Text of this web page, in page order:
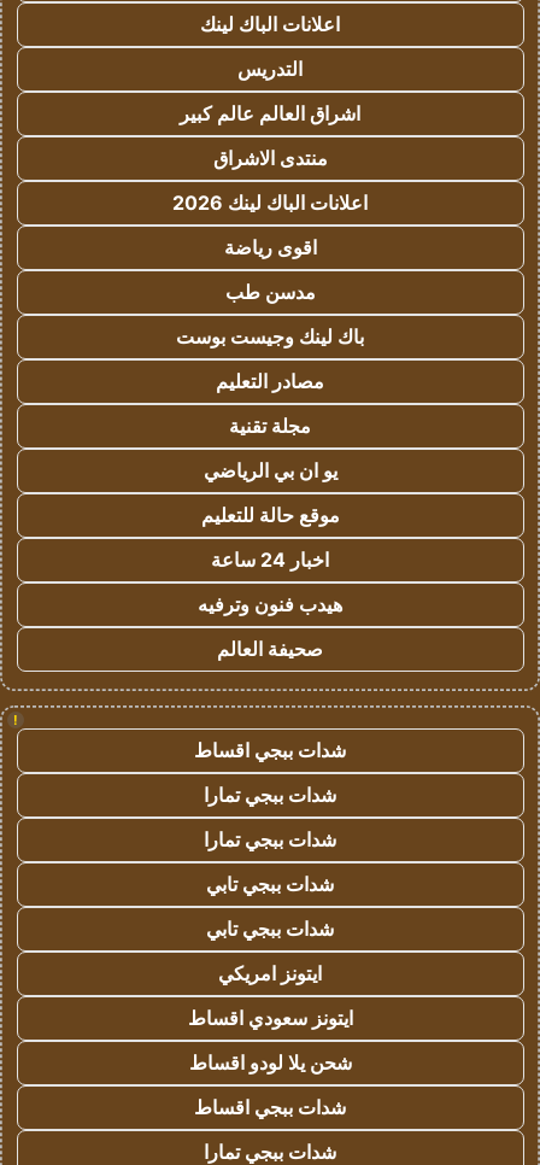
اعلانات الباك لينك
التدريس
اشراق العالم عالم كبير
منتدى الاشراق
اعلانات الباك لينك 2026
اقوى رياضة
مدسن طب
باك لينك وجيست بوست
مصادر التعليم
مجلة تقنية
يو ان بي الرياضي
موقع حالة للتعليم
اخبار 24 ساعة
هيدب فنون وترفيه
صحيفة العالم
!
شدات ببجي اقساط
شدات ببجي تمارا
شدات ببجي تمارا
شدات ببجي تابي
شدات ببجي تابي
ايتونز امريكي
ايتونز سعودي اقساط
شحن يلا لودو اقساط
شدات ببجي اقساط
شدات ببجي تمارا